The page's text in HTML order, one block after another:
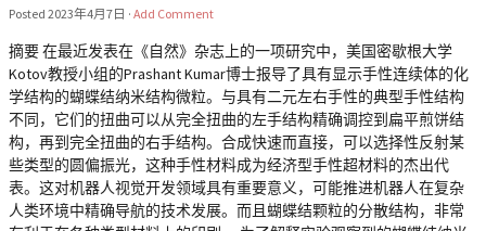
Posted 2023年4月7日 · Add Comment
摘要 在最近发表在《自然》杂志上的一项研究中，美国密歇根大学
Kotov教授小组的Prashant Kumar博士报导了具有显示手性连续体的化
学结构的蝴蝶结纳米结构微粒。与具有二元左右手性的典型手性结构
不同，它们的扭曲可以从完全扭曲的左手结构精确调控到扁平煎饼结
构，再到完全扭曲的右手结构。合成快速而直接，可以选择性反射某
些类型的圆偏振光，这种手性材料成为经济型手性超材料的杰出代
表。这对机器人视觉开发领域具有重要意义，可能推进机器人在复杂
人类环境中精确导航的技术发展。而且蝴蝶结颗粒的分散结构，非常